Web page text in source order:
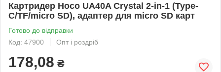
Картридер Hoco UA40A Crystal 2-in-1 (Type-
C/TF/micro SD), адаптер для micro SD карт
Готово до відправки
Код: 47900
Опт і роздріб
178,08 ₴